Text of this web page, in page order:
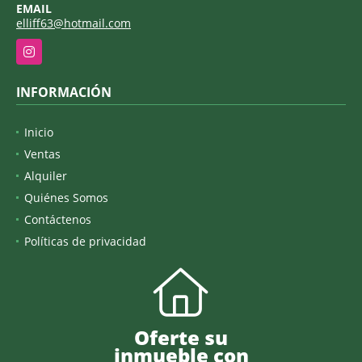
EMAIL
elliff63@hotmail.com
Instagram
INFORMACIÓN
Inicio
Ventas
Alquiler
Quiénes Somos
Contáctenos
Políticas de privacidad
Oferte su
inmueble con